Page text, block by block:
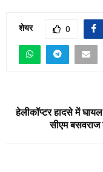
शेयर 0
हेलीकॉप्टर हादसे में
सीएम बसवराज